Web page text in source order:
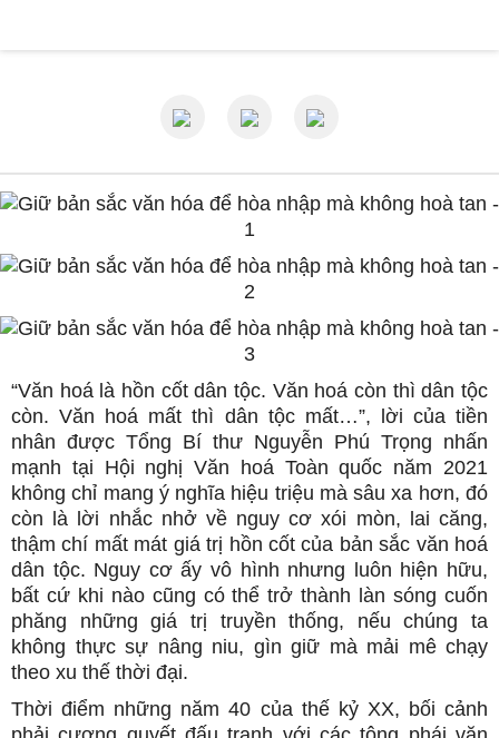
“Văn hoá là hồn cốt dân tộc. Văn hoá còn thì dân tộc
còn. Văn hoá mất thì dân tộc mất…”, lời của tiền
nhân được Tổng Bí thư Nguyễn Phú Trọng nhấn
mạnh tại Hội nghị Văn hoá Toàn quốc năm 2021
không chỉ mang ý nghĩa hiệu triệu mà sâu xa hơn, đó
còn là lời nhắc nhở về nguy cơ xói mòn, lai căng,
thậm chí mất mát giá trị hồn cốt của bản sắc văn hoá
dân tộc. Nguy cơ ấy vô hình nhưng luôn hiện hữu,
bất cứ khi nào cũng có thể trở thành làn sóng cuốn
phăng những giá trị truyền thống, nếu chúng ta
không thực sự nâng niu, gìn giữ mà mải mê chạy
theo xu thế thời đại.
Thời điểm những năm 40 của thế kỷ XX, bối cảnh